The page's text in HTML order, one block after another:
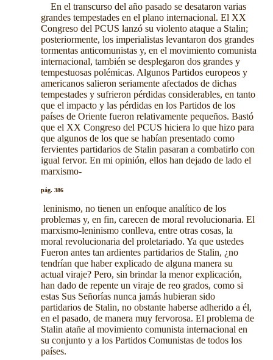
En el transcurso del año pasado se desataron varias
grandes tempestades en el plano internacional. El XX
Congreso del PCUS lanzó su violento ataque a Stalin;
posteriormente, los imperialistas levantaron dos grandes
tormentas anticomunistas y, en el movimiento comunista
internacional, también se desplegaron dos grandes y
tempestuosas polémicas. Algunos Partidos europeos y
americanos salieron seriamente afectados de dichas
tempestades y sufrieron pérdidas considerables, en tanto
que el impacto y las pérdidas en los Partidos de los
países de Oriente fueron relativamente pequeños. Bastó
que el XX Congreso del PCUS hiciera lo que hizo para
que algunos de los que se habían presentado como
fervientes partidarios de Stalin pasaran a combatirlo con
igual fervor. En mi opinión, ellos han dejado de lado el
marxismo-
pág. 386
leninismo, no tienen un enfoque analítico de los
problemas y, en fin, carecen de moral revolucionaria. El
marxismo-leninismo conlleva, entre otras cosas, la
moral revolucionaria del proletariado. Ya que ustedes
Fueron antes tan ardientes partidarios de Stalin, ¿no
tendrían que haber explicado de alguna manera su
actual viraje? Pero, sin brindar la menor explicación,
han dado de repente un viraje de reo grados, como si
estas Sus Señorías nunca jamás hubieran sido
partidarios de Stalin, no obstante haberse adherido a él,
en el pasado, de manera muy fervorosa. El problema de
Stalin atañe al movimiento comunista internacional en
su conjunto y a los Partidos Comunistas de todos los
países.